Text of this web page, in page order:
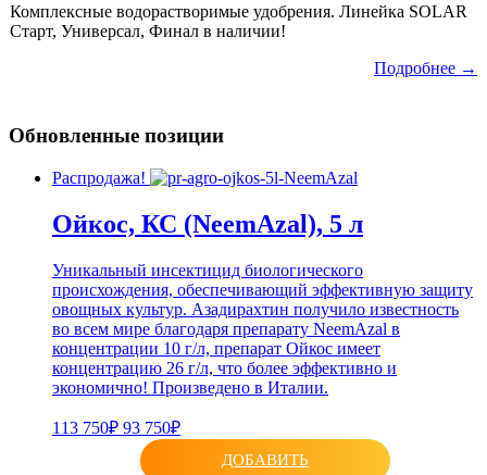
Комплексные водорастворимые удобрения. Линейка SOLAR
Старт, Универсал, Финал в наличии!
Подробнее →
Обновленные позиции
Распродажа!
Ойкос, КС (NeemAzal), 5 л
Уникальный инсектицид биологического
происхождения, обеспечивающий эффективную защиту
овощных культур. Азадирахтин получило известность
во всем мире благодаря препарату NeemAzal в
концентрации 10 г/л, препарат Ойкос имеет
концентрацию 26 г/л, что более эффективно и
экономично! Произведено в Италии.
113 750₽ 93 750₽
ДОБАВИТЬ